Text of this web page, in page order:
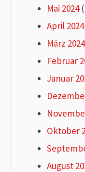
Mai 2024
April 2024
März 2024
Februar
Januar
Oktober
August